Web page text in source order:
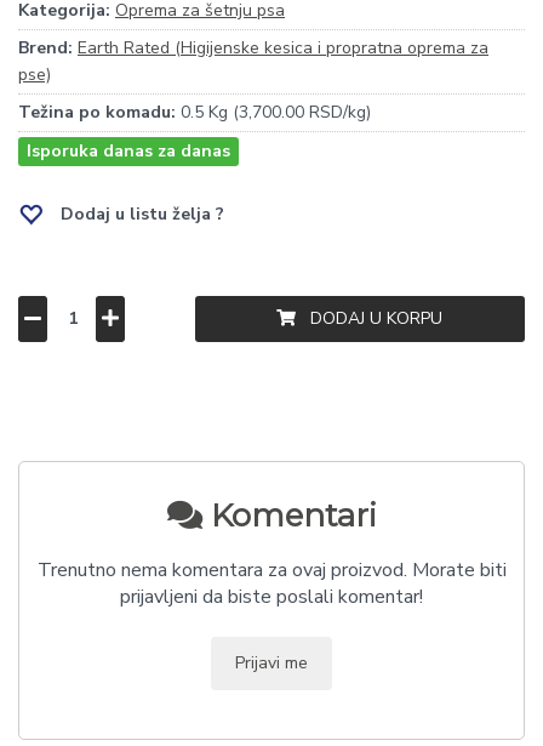
Kategorija: Oprema za šetnju psa
Brend: Earth Rated (Higijenske kesica i propratna oprema za
pse)
Težina po komadu: 0.5 Kg (3,700.00 RSD/kg)
Isporuka danas za danas
Dodaj u listu želja ?
DODAJ U KORPU
Komentari
Trenutno nema komentara za ovaj proizvod. Morate biti
prijavljeni da biste poslali komentar!
Prijavi me